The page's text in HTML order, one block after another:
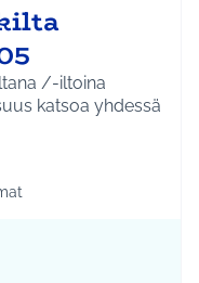
/-iltoina
katsoa yhdessä
mukaan: Kulttuuri ja